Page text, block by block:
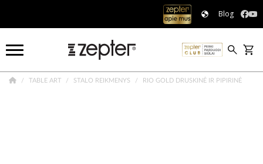
Blog
TABLE ART STALO REIKMENYS RIO GOLD DRUSKINĖ IR PIPIRINĖ